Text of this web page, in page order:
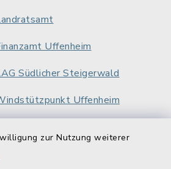
zur Nutzung weiterer
Uffenheim
Südlicher Steigerwald
Uffenheim